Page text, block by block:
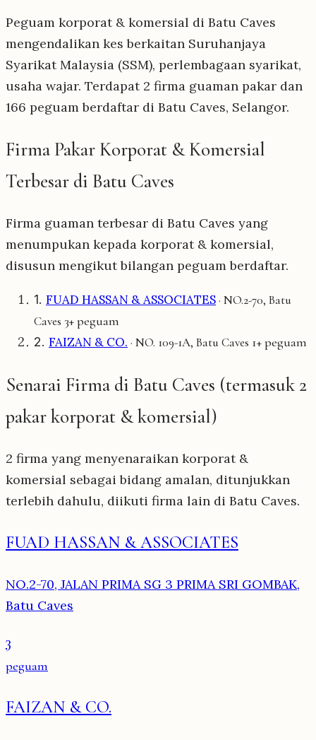
Peguam korporat & komersial di Batu Caves
mengendalikan kes berkaitan Suruhanjaya
Syarikat Malaysia (SSM), perlembagaan syarikat,
usaha wajar. Terdapat 2 firma guaman pakar dan
166 peguam berdaftar di Batu Caves, Selangor.
Firma Pakar Korporat & Komersial
Terbesar di Batu Caves
Firma guaman terbesar di Batu Caves yang
menumpukan kepada korporat & komersial,
disusun mengikut bilangan peguam berdaftar.
1. FUAD HASSAN & ASSOCIATES· NO.2-70, Batu
Caves 3+ peguam
2. FAIZAN & CO. · NO. 109-1A, Batu Caves 1+ peguam
Senarai Firma di Batu Caves (termasuk 2
pakar korporat & komersial)
2 firma yang menyenaraikan korporat &
komersial sebagai bidang amalan, ditunjukkan
terlebih dahulu, diikuti firma lain di Batu Caves.
FUAD HASSAN & ASSOCIATES
NO.2-70, JALAN PRIMA SG 3 PRIMA SRI GOMBAK,
Batu Caves
3
peguam
FAIZAN & CO.